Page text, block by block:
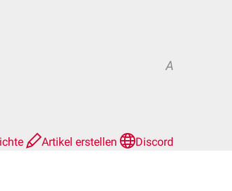
A
Artikel erstellen Discord